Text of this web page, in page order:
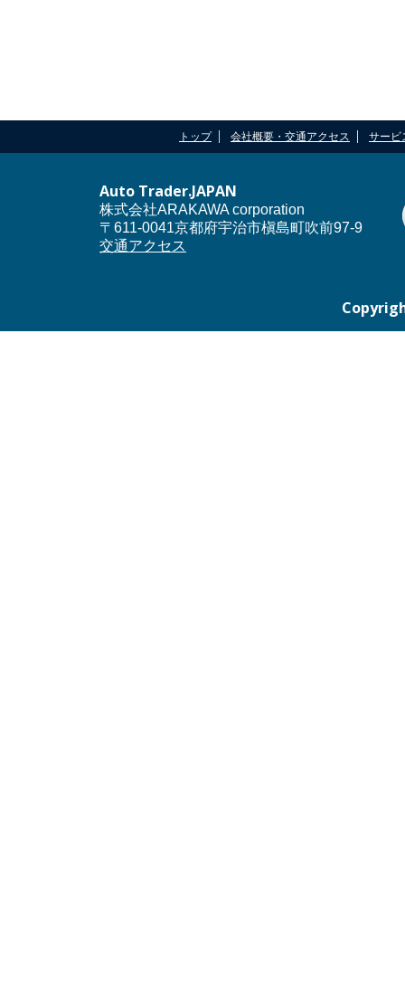
トップ 会社概要・交通アクセス サービ
Auto Trader.JAPAN
株式会社ARAKAWA corporation
〒611-0041京都府宇治市槇島町吹前97-9
交通アクセス